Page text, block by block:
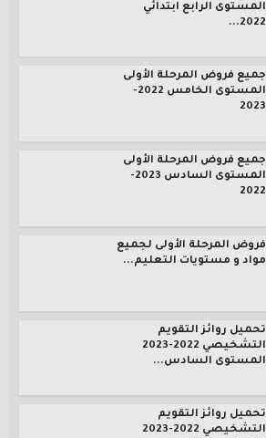
المستوى الرابع ابتدائي
2022...
جميع فروض المرحلة الأولى
المستوى الخامس 2022-
2023
جميع فروض المرحلة الأولى
المستوى السادس 2023-
2022
فروض المرحلة الأولى لجميع
مواد و مستويات التعليم...
تحميل روائز التقويم
التشخيصي 2022-2023
المستوى السادس...
تحميل روائز التقويم
التشخيصي 2022-2023